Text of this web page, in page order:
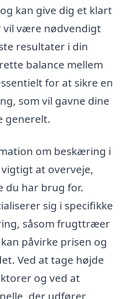
kan give dig et klart
vil være nødvendigt
resultater i din
balance mellem
for at sikre en
som vil gavne dine
generelt.
om beskæring i
at overveje,
du har brug for.
sig i specifikke
såsom frugttræer
påvirke prisen og
Ved at tage højde
og ved at
der udfører